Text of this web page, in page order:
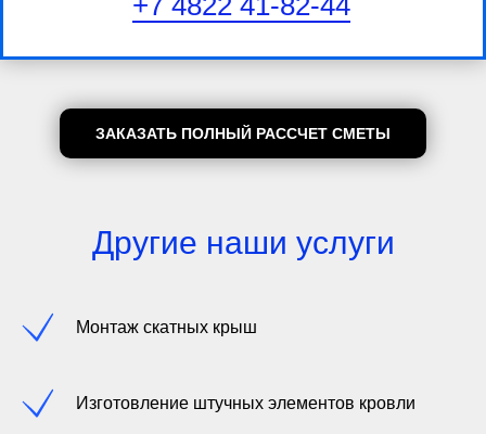
ЗАКАЗАТЬ ПОЛНЫЙ РАССЧЕТ СМЕТЫ
Другие наши услуги
Монтаж скатных крыш
Изготовление штучных элементов кровли